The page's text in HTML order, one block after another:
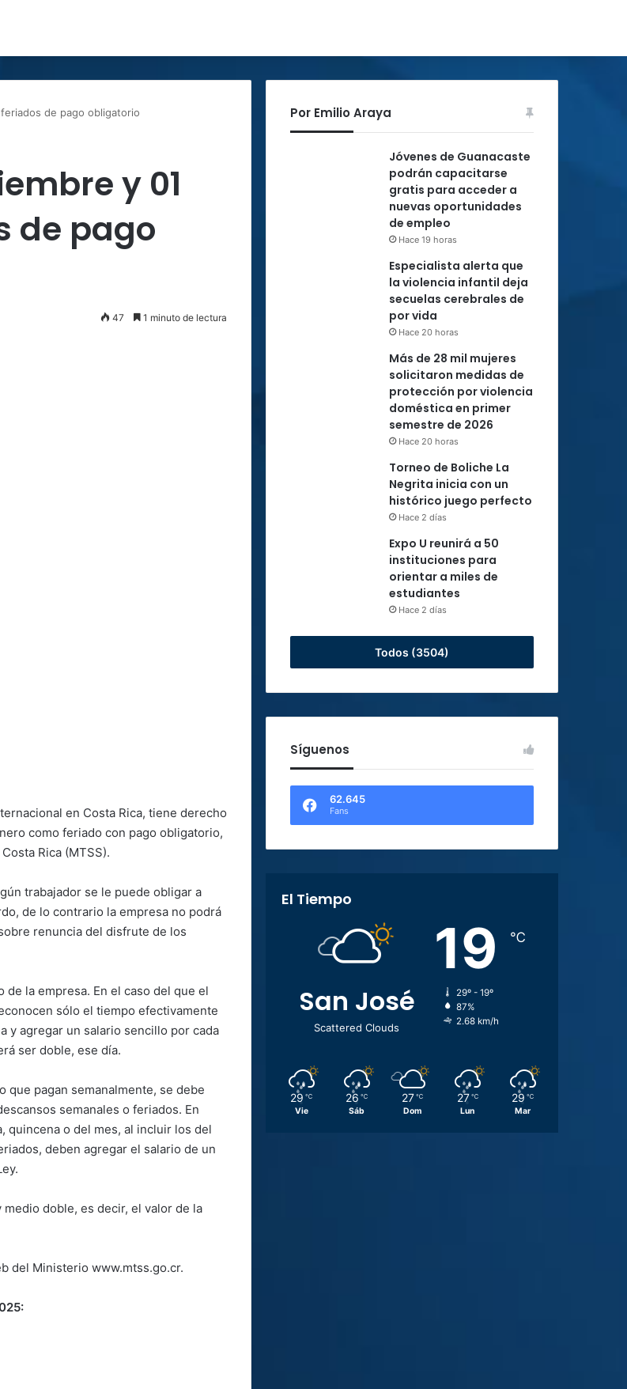
de pago obligatorio
y 01
de pago
47 1 minuto de lectura
en Costa Rica, tiene derecho
como feriado con pago obligatorio,
Rica (MTSS).
trabajador se le puede obligar a
de lo contrario la empresa no podrá
renuncia del disfrute de los
la empresa. En el caso del que el
sólo el tiempo efectivamente
y agregar un salario sencillo por cada
ser doble, ese día.
que pagan semanalmente, se debe
semanales o feriados. En
quincena o del mes, al incluir los del
deben agregar el salario de un
doble, es decir, el valor de la
del Ministerio www.mtss.go.cr.
Por Emilio Araya
Jóvenes de Guanacaste
podrán capacitarse
gratis para acceder a
nuevas oportunidades
de empleo
Hace 19 horas
Especialista alerta que
la violencia infantil deja
secuelas cerebrales de
por vida
Hace 20 horas
Más de 28 mil mujeres
solicitaron medidas de
protección por violencia
doméstica en primer
semestre de 2026
Hace 20 horas
Torneo de Boliche La
Negrita inicia con un
histórico juego perfecto
Hace 2 días
Expo U reunirá a 50
instituciones para
orientar a miles de
estudiantes
Hace 2 días
Todos (3504)
Síguenos
62.645
Fans
El Tiempo
San José
Scattered Clouds
19 ℃
29º - 19º
87%
2.68 km/h
29 ℃
Vie
26 ℃
Sáb
27 ℃
Dom
27 ℃
Lun
29 ℃
Mar